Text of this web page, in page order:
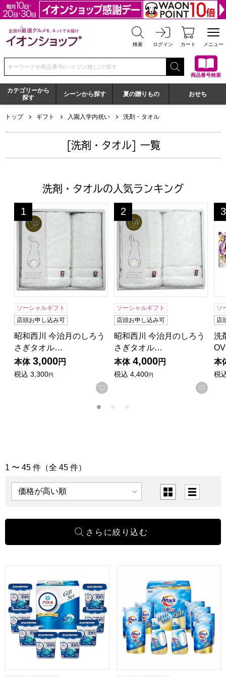
全国の厳選グルメを、ネットでお届け イオンショップ
検索 ログイン カート メニュー
検索キーワードまたは商品番号を入力してください
商品番号検索
カテゴリーから
探す
シーンから探す 夏の贈りもの おせち
トップ ギフト 入園入学内祝い 洗剤・タオル
[洗剤・タオル] 一覧
洗剤・タオルの人気ランキング
昭和西川 今治月のしろうさぎタオルギフト[30WH]【贈り
1
位
ソーシャルギフト
店頭お申し込み可
昭和西川 今治月のしろう
さぎタオル…
本体 3,000円
税込 3,300円
お気に入りに登録する
昭和西川 今治月のしろうさ
2
位
ソーシャルギフト
店頭お申し込み可
昭和西川 今治月のしろう
さぎタオル…
本体 4,000円
税込 4,400円
お気
3
位
ソ
店
洗
本
税
「洗剤・タオル」の商品一覧
1 〜 45 件（全 45 件）
表示順 表示切替